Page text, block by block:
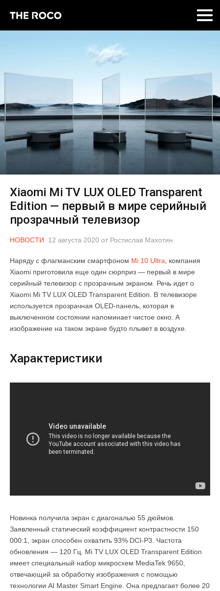
Xiaomi Mi TV LUX OLED Transparent
Edition — первый в мире серийный
прозрачный телевизор
НОВОСТИ 12 августа 2020 от Ростислав Махотин
Наряду с флагманским смартфоном Mi 10 Ultra , компания
Xiaomi приготовила еще один сюрприз — первый в мире
серийный телевизор с прозрачным экраном. Речь идет о
Xiaomi Mi TV LUX OLED Transparent Edition. В телевизоре
используется прозрачная OLED-панель, которая в
выключенном состоянии напоминает чистое окно. А
изображение на таком экране будто плывет в воздухе.
Характеристики
Новинка получила экран с диагональю 55 дюймов.
Заявленный статический коэффициент контрастности 150
000:1, экран способен охватить 93% DCI-P3. Частота
обновления — 120 Гц. Mi TV LUX OLED Transparent Edition
имеет специальный набор микросхем MediaTek 9650,
отвечающий за обработку изображения с помощью
технологии AI Master Smart Engine. Она предлагает более 20